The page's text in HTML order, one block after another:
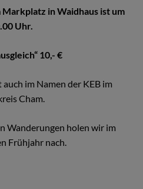
in Waidhaus ist um
Uhr.
10,- €
im Namen der KEB im
Cham.
Wanderungen holen wir im
Frühjahr nach.